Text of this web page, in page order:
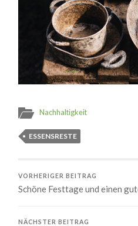
Nachhaltigkeit
ESSENSRESTE
VORHERIGER BEITRAG
Schöne Festtage und einen
NÄCHSTER BEITRAG